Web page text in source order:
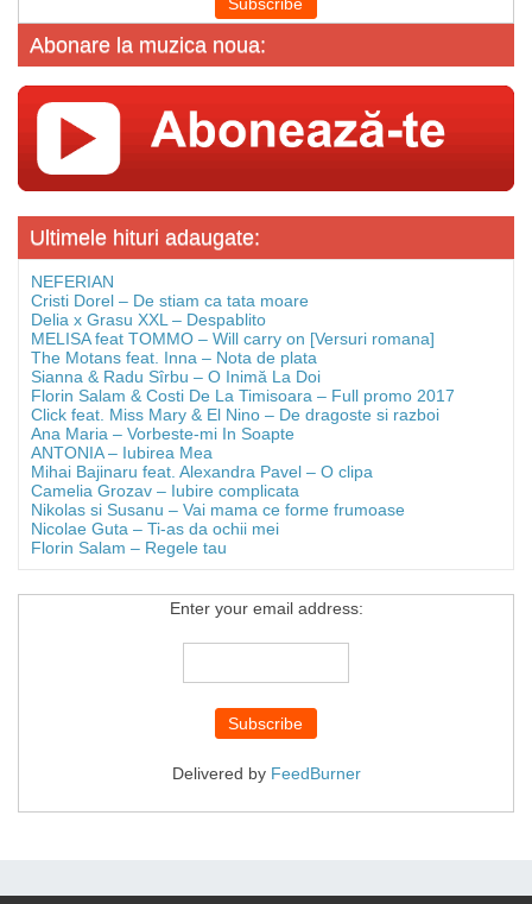
Abonare la muzica noua:
Ultimele hituri adaugate:
NEFERIAN
Cristi Dorel – De stiam ca tata moare
Delia x Grasu XXL – Despablito
MELISA feat TOMMO – Will carry on [Versuri romana]
The Motans feat. Inna – Nota de plata
Sianna & Radu Sîrbu – O Inimă La Doi
Florin Salam & Costi De La Timisoara – Full promo 2017
Click feat. Miss Mary & El Nino – De dragoste si razboi
Ana Maria – Vorbeste-mi In Soapte
ANTONIA – Iubirea Mea
Mihai Bajinaru feat. Alexandra Pavel – O clipa
Camelia Grozav – Iubire complicata
Nikolas si Susanu – Vai mama ce forme frumoase
Nicolae Guta – Ti-as da ochii mei
Florin Salam – Regele tau
Enter your email address:
Delivered by FeedBurner